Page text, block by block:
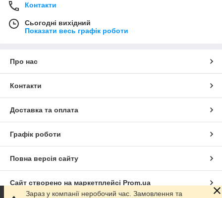
Контакти
Сьогодні вихідний
Показати весь графік роботи
Про нас
Контакти
Доставка та оплата
Графік роботи
Повна версія сайту
Сайт створено на маркетплейсі Prom.ua
Зараз у компанії неробочий час. Замовлення та